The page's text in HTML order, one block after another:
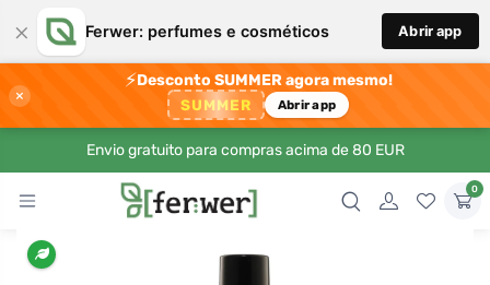
× Ferwer: perfumes e cosméticos Abrir app
×
⚡Desconto SUMMER agora mesmo!
SUMMER Abrir app
Envio gratuito para compras acima de 80 EUR
0